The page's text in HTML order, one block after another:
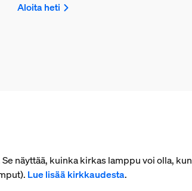
Aloita heti
näyttää, kuinka kirkas lamppu voi olla, kun
Lue lisää kirkkaudesta.